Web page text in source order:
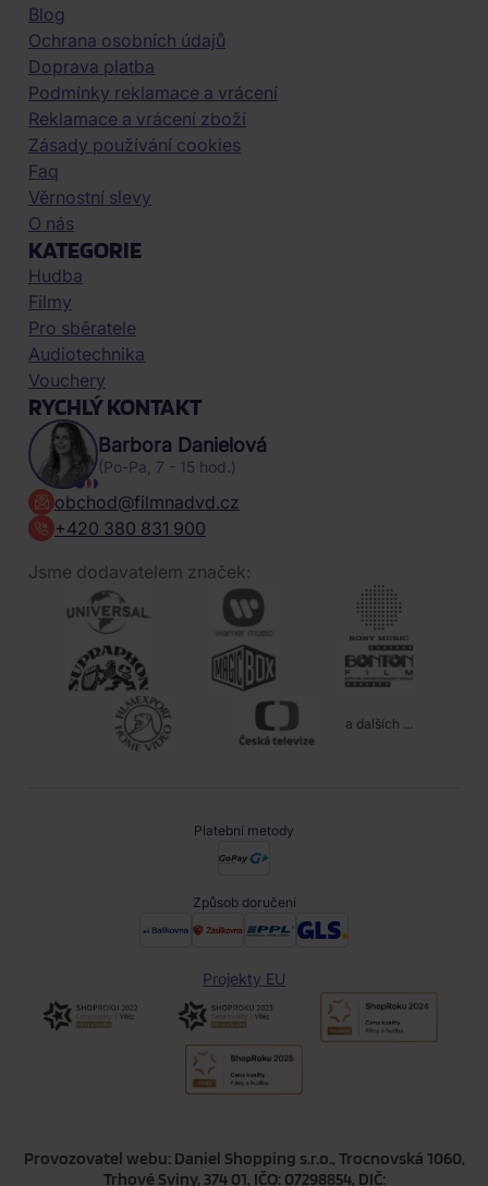
Blog
Ochrana osobních údajů
Doprava platba
Podmínky reklamace a vrácení
Reklamace a vrácení zboží
Zásady používání cookies
Faq
Věrnostní slevy
O nás
KATEGORIE
Hudba
Filmy
Pro sběratele
Audiotechnika
Vouchery
RYCHLÝ KONTAKT
Barbora Danielová
(Po-Pa, 7 - 15 hod.)
obchod@filmnadvd.cz
+420 380 831 900
Jsme dodavatelem značek:
a dalších ...
Platební metody
Způsob doručení
Projekty EU
Provozovatel webu: Daniel Shopping s.r.o., Trocnovská 1060,
Trhové Sviny, 374 01, IČO: 07298854, DIČ: